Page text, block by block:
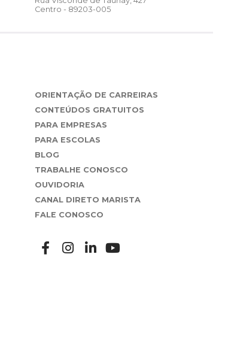
Centro - 89203-005
ORIENTAÇÃO DE CARREIRAS
CONTEÚDOS GRATUITOS
PARA EMPRESAS
PARA ESCOLAS
BLOG
TRABALHE CONOSCO
OUVIDORIA
CANAL DIRETO MARISTA
FALE CONOSCO